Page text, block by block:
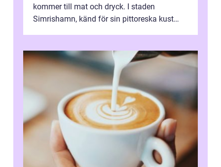
kommer till mat och dryck. I staden
Simrishamn, känd för sin pittoreska kust